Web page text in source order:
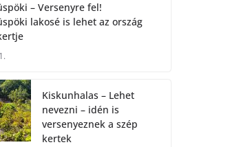
– Versenyre fel!
lakosé is lehet az ország
Kiskunhalas – Lehet
nevezni – idén is
versenyeznek a szép
kertek